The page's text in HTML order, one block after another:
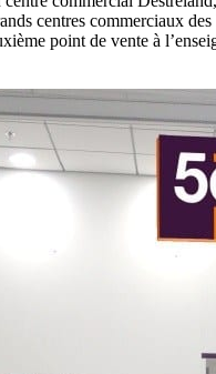
centres commerciaux des
point de vente à